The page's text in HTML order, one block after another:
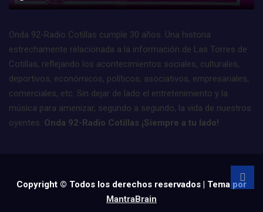
Onda 92-Radio Cotillas cumple 30 años. Una historia
estrechamente relacionada a la información de Las Torres de
Cotillas, reflejando los acontecimientos sociales, culturales,
deportivos, económicos, políticos, asociativos, empresariales,
comerciales, etc. Sin dejar de lado el entretenimiento y la
música para amenizar, segundo a segundo, la vida de nuestros
oyentes. Onda 92-Radio Cotillas ¡Siempre a tu lado!
Copyright © Todos los derechos reservados | Tema por
MantraBrain